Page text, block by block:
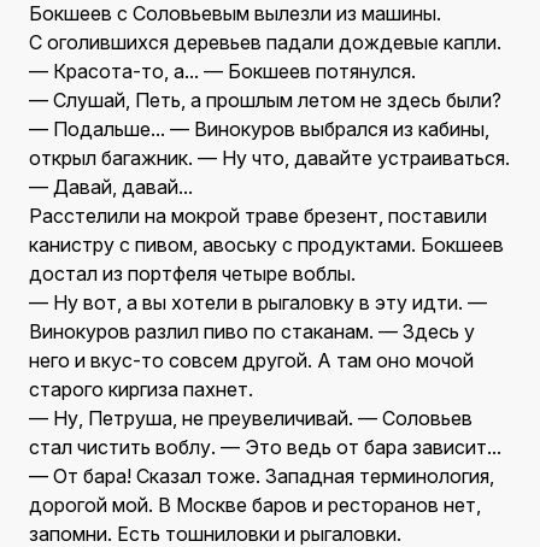
Бокшеев с Соловьевым вылезли из машины.
С оголившихся деревьев падали дождевые капли.
— Красота-то, а... — Бокшеев потянулся.
— Слушай, Петь, а прошлым летом не здесь были?
— Подальше... — Винокуров выбрался из кабины,
открыл багажник. — Ну что, давайте устраиваться.
— Давай, давай...
Расстелили на мокрой траве брезент, поставили
канистру с пивом, авоську с продуктами. Бокшеев
достал из портфеля четыре воблы.
— Ну вот, а вы хотели в рыгаловку в эту идти. —
Винокуров разлил пиво по стаканам. — Здесь у
него и вкус-то совсем другой. А там оно мочой
старого киргиза пахнет.
— Ну, Петруша, не преувеличивай. — Соловьев
стал чистить воблу. — Это ведь от бара зависит...
— От бара! Сказал тоже. Западная терминология,
дорогой мой. В Москве баров и ресторанов нет,
запомни. Есть тошниловки и рыгаловки.